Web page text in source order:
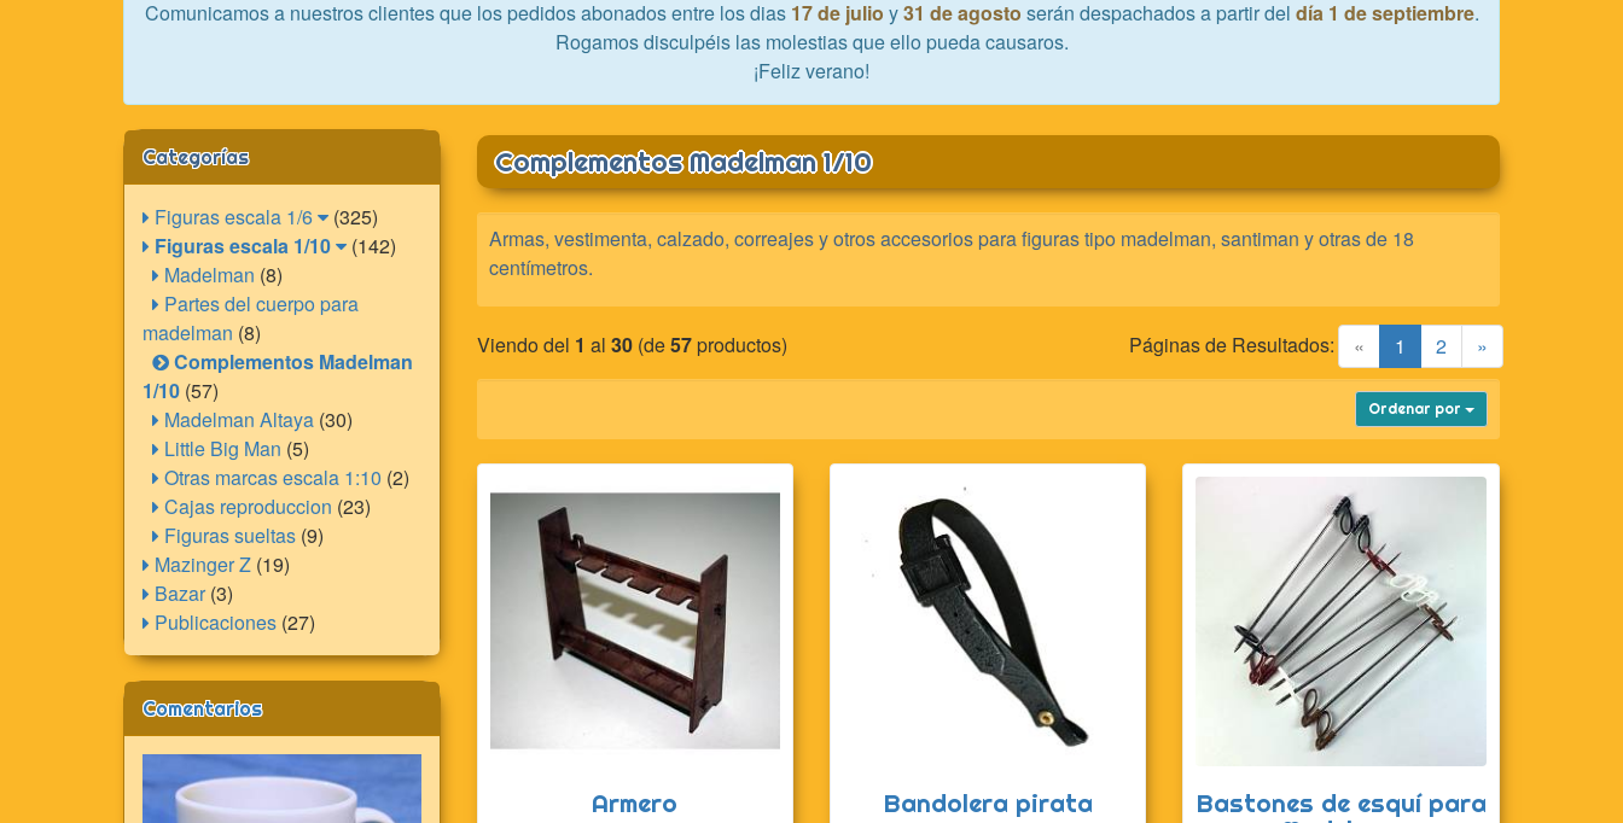
Comunicamos a nuestros clientes que los pedidos abonados entre los dias 17 de julio y31 de agosto serán despachados a partir del día 1 de septiembre.
Rogamos disculpéis las molestias que ello pueda causaros.
¡Feliz verano!
Complementos Madelman 1/10
Armas, vestimenta, calzado, correajes y otros accesorios para figuras tipo madelman, santiman y otras de 18
centímetros.
Viendo del 1 al 30(de57productos) « 1 (current)
2 »
Páginas de Resultados:
Ordenar por
Armero Bandolera pirata
Bastones de esquí para
Categorías
Figuras escala 1/6
(325)
Figuras escala 1/10
(142)
Madelman (8)
Partes del cuerpo para
madelman (8)
Complementos Madelman
1/10 (57)
Madelman Altaya (30)
Little Big Man (5)
Otras marcas escala 1:10 (2)
Cajas reproduccion (23)
Figuras sueltas (9)
Mazinger Z (19)
Bazar(3)
Publicaciones (27)
Comentarios